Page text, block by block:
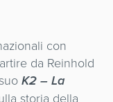
con
da Reinhold
K2 – La
storia della